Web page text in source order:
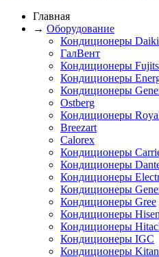
Главная
→ Оборудование
Кондиционеры
ГалВент
Кондиционеры
Кондиционеры
Кондиционеры
Ostberg
Кондиционеры
Breezart
Calorex
Кондиционеры
Кондиционеры
Кондиционеры
Кондиционеры
Кондиционеры Gree
Кондиционеры
Кондиционеры
Кондиционеры IGC
Кондиционеры